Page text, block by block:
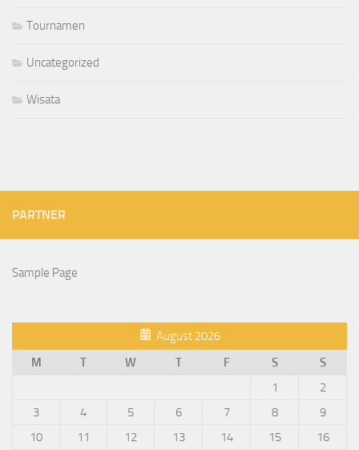
Tournamen
Uncategorized
Wisata
PARTNER
Sample Page
August 2026
M
T W T F S
S
1
2
3
4 5 6 7 8
9
10
11 12 13 14 15
16